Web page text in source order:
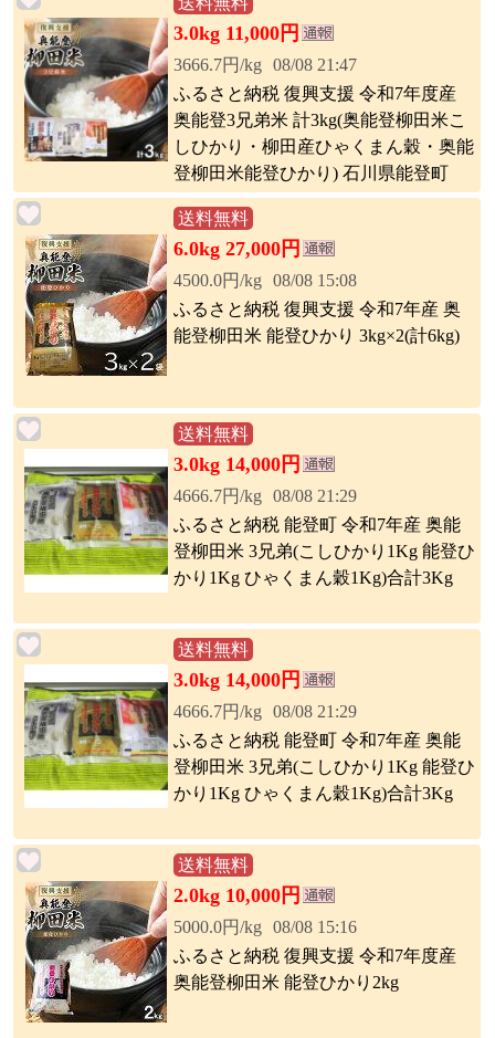
3.0kg 11,000円
3666.7円/kg 08/08 21:47
ふるさと納税 復興支援 令和7年度産
奥能登3兄弟米 計3kg(奥能登柳田米こ
しひかり・柳田産ひゃくまん穀・奥能
登柳田米能登ひかり) 石川県能登町
送料無料
6.0kg 27,000円
4500.0円/kg 08/08 15:08
ふるさと納税 復興支援 令和7年産 奥
能登柳田米 能登ひかり 3kg×2(計6kg)
送料無料
3.0kg 14,000円
4666.7円/kg 08/08 21:29
ふるさと納税 能登町 令和7年産 奥能
登柳田米 3兄弟(こしひかり1Kg 能登ひ
かり1Kg ひゃくまん穀1Kg)合計3Kg
送料無料
3.0kg 14,000円
4666.7円/kg 08/08 21:29
ふるさと納税 能登町 令和7年産 奥能
登柳田米 3兄弟(こしひかり1Kg 能登ひ
かり1Kg ひゃくまん穀1Kg)合計3Kg
送料無料
2.0kg 10,000円
5000.0円/kg 08/08 15:16
ふるさと納税 復興支援 令和7年度産
奥能登柳田米 能登ひかり2kg